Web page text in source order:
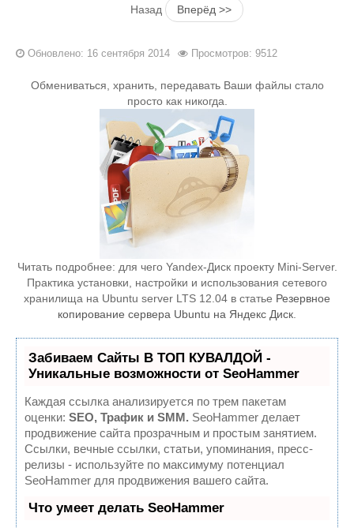
Назад Вперёд >>
Обновлено: 16 сентября 2014 Просмотров: 9512
Обмениваться, хранить, передавать Ваши файлы стало
просто как никогда.
Читать подробнее: для чего Yandex-Диск проекту Mini-Server.
Практика установки, настройки и использования сетевого
хранилища на Ubuntu server LTS 12.04 в статье Резервное
копирование сервера Ubuntu на Яндекс Диск.
Забиваем Сайты В ТОП КУВАЛДОЙ -
Уникальные возможности от SeoHammer
Каждая ссылка анализируется по трем пакетам
оценки: SEO, Трафик и SMM. SeoHammer делает
продвижение сайта прозрачным и простым занятием.
Ссылки, вечные ссылки, статьи, упоминания, пресс-
релизы - используйте по максимуму потенциал
SeoHammer для продвижения вашего сайта.
Что умеет делать SeoHammer